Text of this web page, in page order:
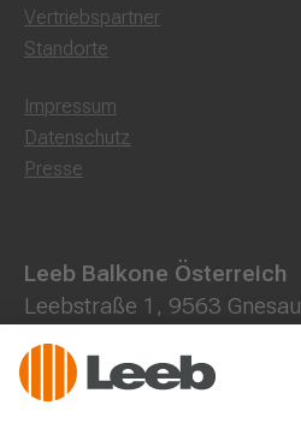
Vertriebspartner
Standorte
Impressum
Datenschutz
Presse
Leeb Balkone Österreich
Leebstraße 1, 9563 Gnesau
0800 202013
+43 4278 7000